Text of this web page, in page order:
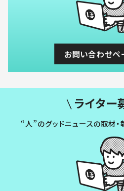
お問い合わせペ
ライター
“人”のグッドニュースの取材